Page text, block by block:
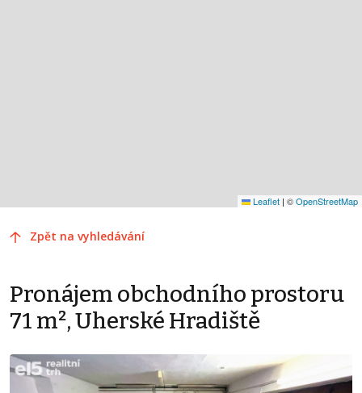
Leaflet | ©OpenStreetMap
Zpět na vyhledávání
Pronájem obchodního prostoru
71 m², Uherské Hradiště